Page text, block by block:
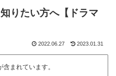
りたい方へ【ドラマ
2022.06.27 2023.01.31
まれています。